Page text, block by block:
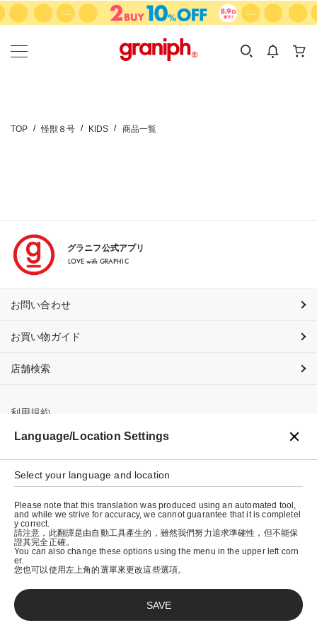
カテゴリーから探す
KIDS
カテゴリ
サイズ
TOP 怪獣８号 KIDS 商品一覧
グラニフ公式アプリ
LOVE with GRAPHIC
お問い合わせ
お買い物ガイド
店舗検索
利用規約
プライバシーポリシー
特定商取引法に基づく表示
会社概要
© graniph inc.
Language/Location Settings
Select your language and location
Please note that this translation was produced using an automated tool,
and while we strive for accuracy, we cannot guarantee that it is completel
y correct.
請注意，此翻譯是由自動工具產生的，雖然我們努力追求準確性，但不能保
證其完全正確。
You can also change these options using the menu in the upper left corn
er.
您也可以使用左上角的選單來更改這些選項。
SAVE